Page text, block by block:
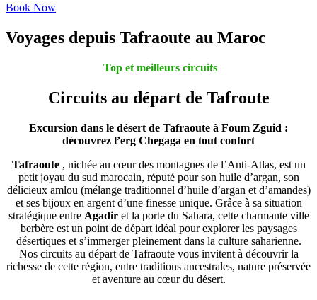
Book Now
Voyages depuis Tafraoute au Maroc
Top et meilleurs circuits
Circuits au départ de Tafroute
Excursion dans le désert de Tafraoute à Foum Zguid :
découvrez l’erg Chegaga en tout confort
Tafraoute, nichée au cœur des montagnes de l’Anti-Atlas, est un
petit joyau du sud marocain, réputé pour son huile d’argan, son
délicieux amlou (mélange traditionnel d’huile d’argan et d’amandes)
et ses bijoux en argent d’une finesse unique. Grâce à sa situation
stratégique entre Agadiret la porte du Sahara, cette charmante ville
berbère est un point de départ idéal pour explorer les paysages
désertiques et s’immerger pleinement dans la culture saharienne.
Nos circuits au départ de Tafraoute vous invitent à découvrir la
richesse de cette région, entre traditions ancestrales, nature préservée
et aventure au cœur du désert.